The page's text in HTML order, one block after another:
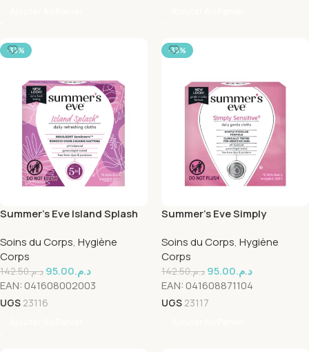
-33%
Summer’s Eve Island Splash
Soins du Corps, Hygiène
Corps
د.م.142.50 د.م.95.00
EAN: 041608002003
UGS 23116
-33%
Summer’s Eve Simply
Cloths
Soins du Corps, Hygiène
Corps
د.م.142.50 د.م.95.00
EAN: 041608871104
UGS 23117